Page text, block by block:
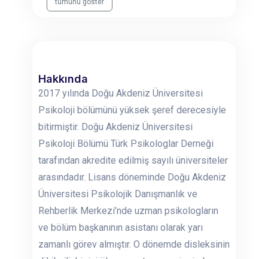
Hakkında
2017 yılında Doğu Akdeniz Üniversitesi
Psikoloji bölümünü yüksek şeref derecesiyle
bitirmiştir. Doğu Akdeniz Üniversitesi
Psikoloji Bölümü Türk Psikologlar Derneği
tarafından akredite edilmiş sayılı üniversiteler
arasındadır. Lisans döneminde Doğu Akdeniz
Üniversitesi Psikolojik Danışmanlık ve
Rehberlik Merkezi’nde uzman psikologların
ve bölüm başkanının asistanı olarak yarı
zamanlı görev almıştır. O dönemde disleksinin